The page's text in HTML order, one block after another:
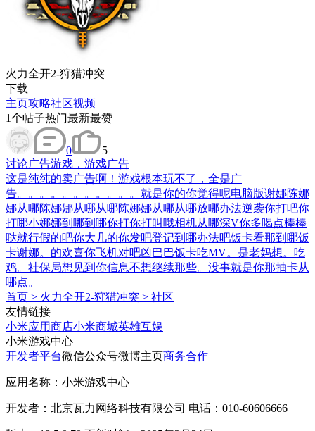
火力全开2-狩猎冲突
下载
主页攻略社区视频
1个帖子热门最新最赞
0
5
讨论广告游戏，游戏广告
这是纯纯的卖广告啊！游戏根本玩不了，全是广
告。。。。。。。。。。。就是你的你觉得呢电脑版谢娜陈娜
娜从哪陈娜娜从哪从哪陈娜娜从哪从哪放哪办法逆袭你打吧你
打哪小娜娜到哪到哪你打你打叫哦相机从哪深V你多喝点棒棒
哒就行假的吧你大几的你发吧登记到哪办法吧饭卡看那到哪饭
卡谢娜。的欢喜你飞机对吧凶巴巴饭卡吃MV。是老妈想。吃
鸡。社保局想见到你信息不想继续那些。没事就是你那抽卡从
哪点。
首页 > 火力全开2-狩猎冲突 > 社区
友情链接
小米应用商店小米商城英雄互娱
小米游戏中心
开发者平台微信公众号微博主页商务合作
应用名称：小米游戏中心
开发者：北京瓦力网络科技有限公司 电话：010-60606666